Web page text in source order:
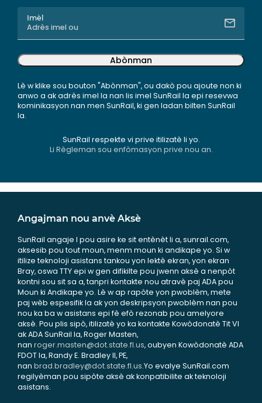
Imèl
Abònman
Lè w klike sou bouton "Abònman", ou dakò pou ajoute non ki
anwo a ak adrès imel la nan lis imel SunRail la epi resevwa
kominikasyon nan men SunRail, ki gen ladan bilten SunRail
la.
SunRail respekte vi prive itilizatè li yo.
Li Règleman sou enfòmasyon prive nou an.
Angajman nou anvè Aksè
SunRail angaje l pou asire ke sit entènèt li a, sunrail.com,
aksesib pou tout moun, menm moun ki andikape yo. Si w
itilize teknoloji asistans tankou yon lektè ekran, yon ekran
Bray, oswa TTY epi w gen difikilte pou jwenn aksè a nenpòt
kontni sou sit sa a, tanpri kontakte nou atravè paj ADA pou
Moun ki Andikape yo. Lè w ap rapòte yon pwoblèm, mete
paj wèb espesifik la ak yon deskripsyon pwoblèm nan pou
nou ka ba w asistans epi fè efò rezonab pou amelyore
aksè. Pou plis sipò, itilizatè yo ka kontakte Kowòdonatè Tit VI
ak ADA SunRail la, Roger Masten,
nan roger.masten@dot.state.fl.us, oubyen Kowòdonatè ADA
FDOT la, Randy E. Bradley II, PE,
nan brad.bradley@dot.state.fl.us.Yo evalye SunRail.com
regilyèman pou sipòte aksè ak konpatibilite ak teknoloji
asistans.